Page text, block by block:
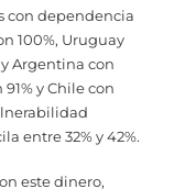
con dependencia
100%, Uruguay
Argentina con
91% y Chile con
entre 32% y 42%.
este dinero,